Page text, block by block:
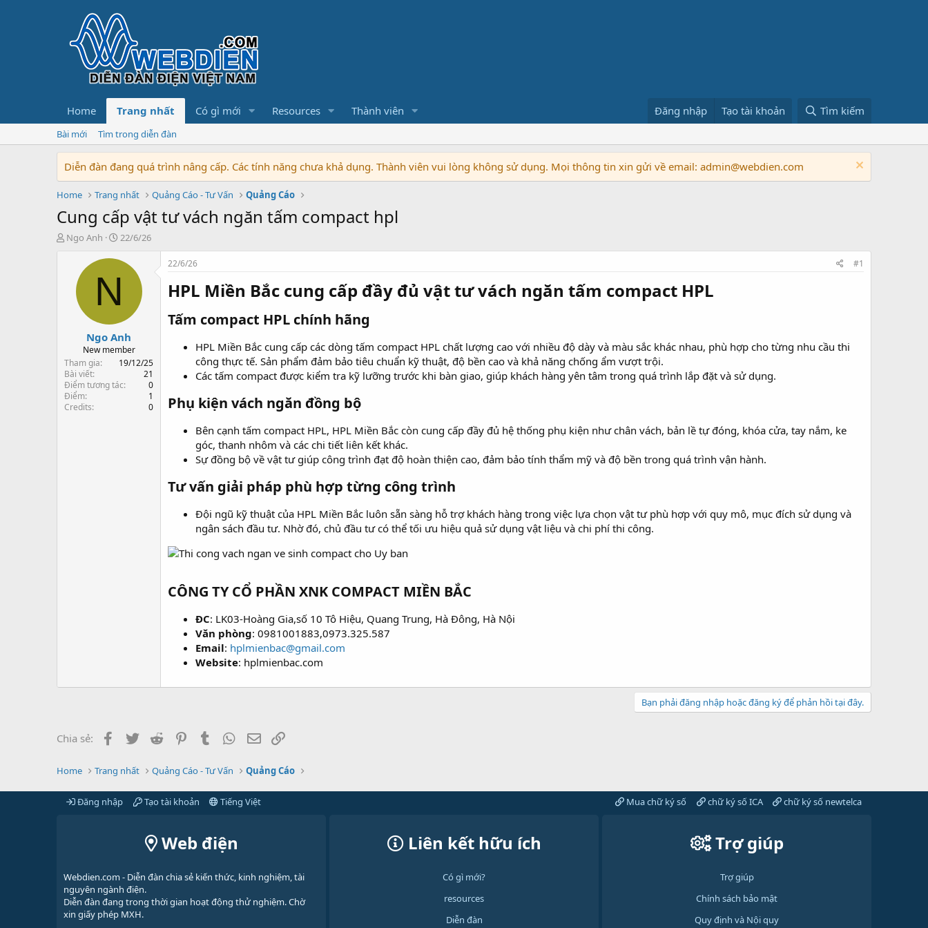
Home Trang nhất Có gì mới Resources Thành viên Đăng nhập Tạo tài khoản Tìm kiếm
Bài mới Tìm trong diễn đàn
Diễn đàn đang quá trình nâng cấp. Các tính năng chưa khả dụng. Thành viên vui lòng không sử dụng. Mọi thông tin xin gửi về email: admin@webdien.com
Home Trang nhất Quảng Cáo - Tư Vấn Quảng Cáo
Cung cấp vật tư vách ngăn tấm compact hpl
T
t
e
r
Ngo Anh
N
à
đ
ầ
u
22/6/26
N
Ngo Anh
New member
Tham gia
19/12/25
Bài viết
21
Điểm tương tác
0
Điểm
1
Credits
0
22/6/26 #1
HPL Miền Bắc cung cấp đầy đủ vật tư vách ngăn tấm compact HPL​
Tấm compact HPL chính hãng​
HPL Miền Bắc cung cấp các dòng tấm compact HPL chất lượng cao với nhiều độ dày và màu sắc khác nhau, phù hợp cho từng nhu cầu thi
công thực tế. Sản phẩm đảm bảo tiêu chuẩn kỹ thuật, độ bền cao và khả năng chống ẩm vượt trội.
Các tấm compact được kiểm tra kỹ lưỡng trước khi bàn giao, giúp khách hàng yên tâm trong quá trình lắp đặt và sử dụng.
Phụ kiện vách ngăn đồng bộ​
Bên cạnh tấm compact HPL, HPL Miền Bắc còn cung cấp đầy đủ hệ thống phụ kiện như chân vách, bản lề tự đóng, khóa cửa, tay nắm, ke
góc, thanh nhôm và các chi tiết liên kết khác.
Sự đồng bộ về vật tư giúp công trình đạt độ hoàn thiện cao, đảm bảo tính thẩm mỹ và độ bền trong quá trình vận hành.
Tư vấn giải pháp phù hợp từng công trình​
Đội ngũ kỹ thuật của HPL Miền Bắc luôn sẵn sàng hỗ trợ khách hàng trong việc lựa chọn vật tư phù hợp với quy mô, mục đích sử dụng và
ngân sách đầu tư. Nhờ đó, chủ đầu tư có thể tối ưu hiệu quả sử dụng vật liệu và chi phí thi công.
CÔNG TY CỔ PHẦN XNK COMPACT MIỀN BẮC​
ĐC: LK03-Hoàng Gia,số 10 Tô Hiệu, Quang Trung, Hà Đông, Hà Nội
Văn phòng: 0981001883,0973.325.587
Email: hplmienbac@gmail.com
Website: hplmienbac.com
Bạn phải đăng nhập hoặc đăng ký để phản hồi tại đây.
Chia sẻ: Facebook
Twitter Reddit PinterestTumblrWhatsApp
Email
Home Trang nhất Quảng Cáo - Tư Vấn Quảng Cáo
Đăng nhập Tạo tài khoản Tiếng Việt Mua chữ ký số chữ ký số ICA chữ ký số newtelca
Web điện
Webdien.com - Diễn đàn chia sẻ kiến thức, kinh nghiệm, tài
nguyên ngành điện.
Diễn đàn đang trong thời gian hoạt động thử nghiệm. Chờ
xin giấy phép MXH.
Liên kết hữu ích
Có gì mới?
resources
Diễn đàn
Trợ giúp
Trợ giúp
Chính sách bảo mật
Quy định và Nội quy